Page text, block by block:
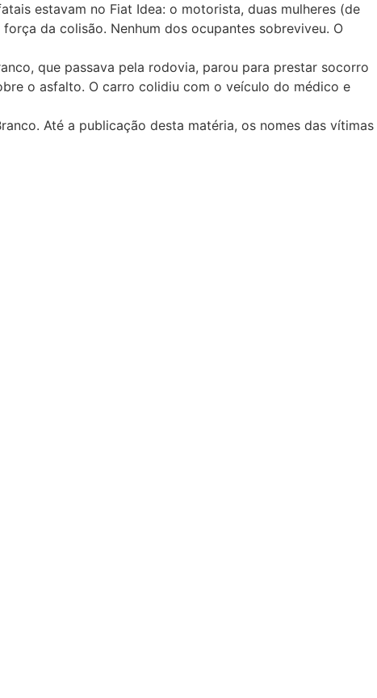
estavam no Fiat Idea: o motorista, duas mulheres (de
da colisão. Nenhum dos ocupantes sobreviveu. O
que passava pela rodovia, parou para prestar socorro
o asfalto. O carro colidiu com o veículo do médico e
Até a publicação desta matéria, os nomes das vítimas